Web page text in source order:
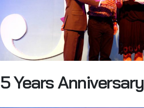
5 Years Anniversary